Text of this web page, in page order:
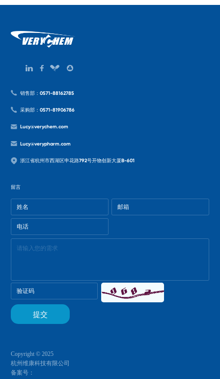
销售部：0571-88162785
采购部：0571-81906786
Lucy@verychem.com
Lucy@verypharm.com
浙江省杭州市西湖区申花路792号开物创新大厦B-601
留言
Copyright © 2025
杭州维康科技有限公司
备案号：